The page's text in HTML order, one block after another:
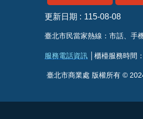
更新日期 115-08-08
臺北市民當家熱線：市話、手
服務電話資訊 │櫃檯服務時間
臺北市商業處 版權所有 ©